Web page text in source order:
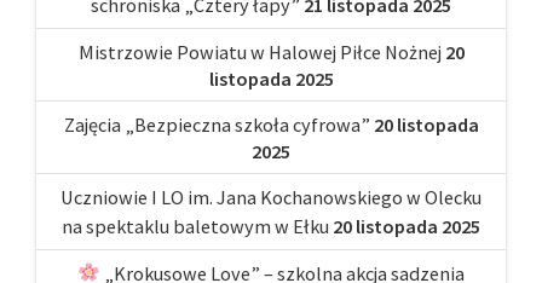
Mistrzowie Powiatu w Halowej Piłce Nożnej 20
listopada 2025
Zajęcia „Bezpieczna szkoła cyfrowa” 20 listopada
2025
Uczniowie I LO im. Jana Kochanowskiego w Olecku
na spektaklu baletowym w Ełku 20 listopada 2025
„Krokusowe Love” – szkolna akcja sadzenia